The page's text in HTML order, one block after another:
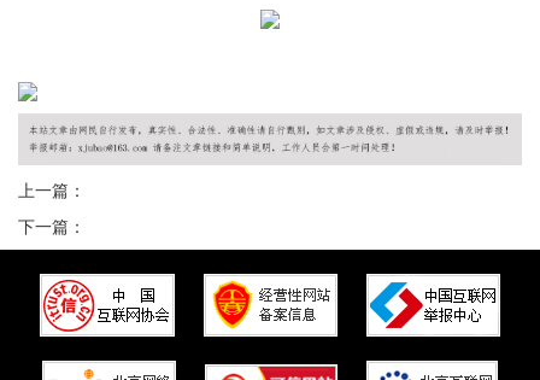
上一篇：
下一篇：